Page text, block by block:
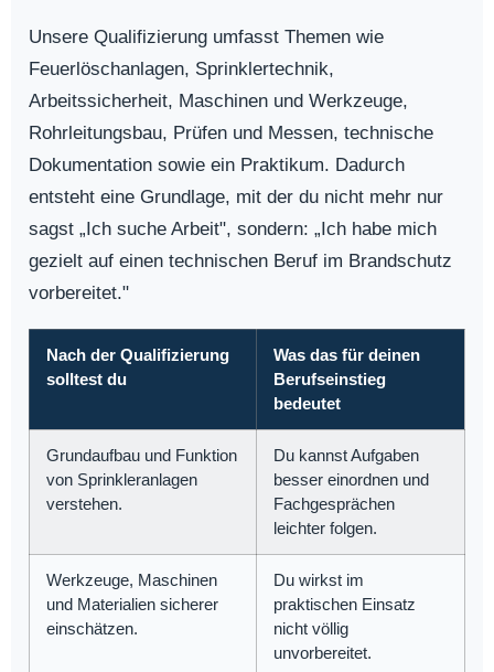
Unsere Qualifizierung umfasst Themen wie
Feuerlöschanlagen, Sprinklertechnik,
Arbeitssicherheit, Maschinen und Werkzeuge,
Rohrleitungsbau, Prüfen und Messen, technische
Dokumentation sowie ein Praktikum. Dadurch
entsteht eine Grundlage, mit der du nicht mehr nur
sagst „Ich suche Arbeit", sondern: „Ich habe mich
gezielt auf einen technischen Beruf im Brandschutz
vorbereitet."
Nach der Qualifizierung
solltest du
Was das für deinen
Berufseinstieg
bedeutet
Grundaufbau und Funktion
von Sprinkleranlagen
verstehen.
Du kannst Aufgaben
besser einordnen und
Fachgesprächen
leichter folgen.
Werkzeuge, Maschinen
und Materialien sicherer
einschätzen.
Du wirkst im
praktischen Einsatz
nicht völlig
unvorbereitet.